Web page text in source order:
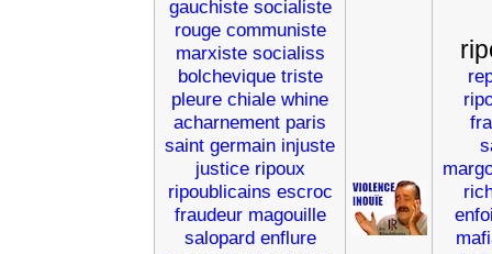
gauchiste socialiste
rouge communiste
marxiste socialiss
bolchevique triste
pleure chiale whine
acharnement paris
saint germain injuste
justice ripoux
ripoublicains escroc
fraudeur magouille
salopard enflure